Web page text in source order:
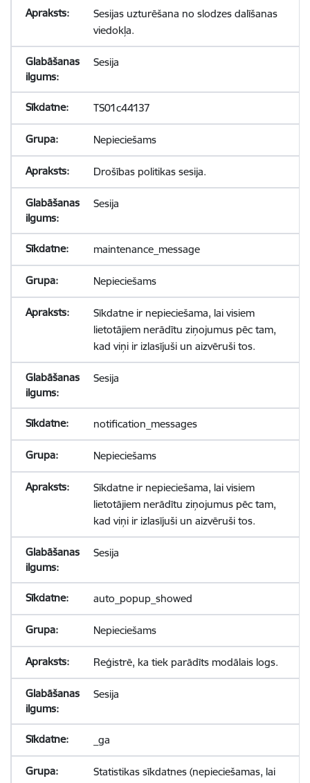
Sesijas uzturēšana no slodzes dalīšanas
viedokļa.
Sesija
TS01c44137
Nepieciešams
Drošības politikas sesija.
Sesija
maintenance_message
Nepieciešams
Sīkdatne ir nepieciešama, lai visiem
lietotājiem nerādītu ziņojumus pēc tam,
kad viņi ir izlasījuši un aizvēruši tos.
Sesija
notification_messages
Nepieciešams
Sīkdatne ir nepieciešama, lai visiem
lietotājiem nerādītu ziņojumus pēc tam,
kad viņi ir izlasījuši un aizvēruši tos.
Sesija
auto_popup_showed
Nepieciešams
Reģistrē, ka tiek parādīts modālais logs.
Sesija
_ga
Statistikas sīkdatnes (nepieciešamas, lai